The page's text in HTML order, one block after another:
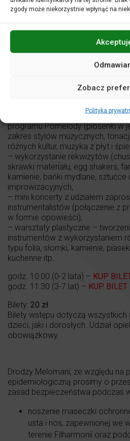
zgody może niekorzystnie wpłynąć na
Zobacz
Polityka
miejscu. Mogą czuć się swobodnie!
Każde dziecko odkrywa muzykę
– wspólna gra na instrumentach
melodii ludowych lub rytmów i
– wykorzystanie
programu Pomelody (piosenki w
zakres stylów muzycznych,
różnych kultur, muzyka z płyt i
– wykorzystanie rekwizytów
skrawki materiału, egg shakers,
kamienie, bańki mydlane,
improwizacyjnych,
– mini koncerty z udziałem
instrumentalistów (połączenie z
w formie opowieści),
– warsztaty plastyczne –
instrumentów z wykorzystaniem
typu folia, słomki, kamienie,
kuchenne itp.
godz. 10:00 (0-2 lata) – KUP
godz. 11:30 (3-7 lat) – KUP BILET
Bilety: 20 zł
Bilety wstępu dotyczą
dzieci, jaki i dorosłych. Udział
obowiązkowy.
Drodzy Melomani, ze względu na
epidemiologiczną prosimy o
zasad bezpieczeństwa podczas
noszenie maseczki
usta i nos, zapewnionej we
terenie Filharmonii oraz